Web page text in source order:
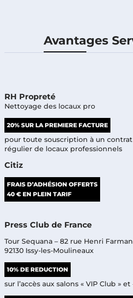
Avantages
RH Propreté
Nettoyage des locaux pro
20% SUR LA PREMIERE FACTURE
pour toute souscription à un
régulier de locaux professionnels
Citiz
FRAIS D’ADHÉSION OFFERTS
40 € EN PLEIN TARIF
Press Club de France
Tour Sequana – 82 rue Henri Farman
92130 Issy-les-Moulineaux
10% DE REDUCTION
sur l’accès aux salons « VIP Club »